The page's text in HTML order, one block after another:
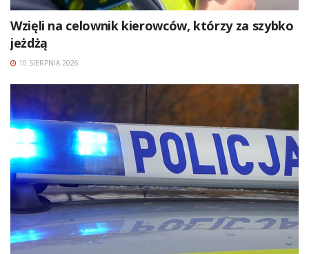
Wzięli na celownik kierowców, którzy za szybko
jeżdżą
10 SIERPNIA 2026